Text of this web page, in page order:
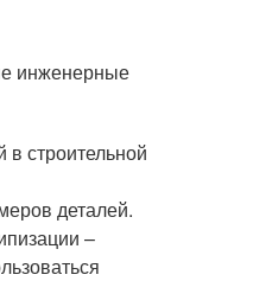
инженерные
строительной
деталей.
–